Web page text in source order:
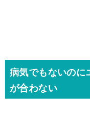
病気でもないの
が合わない